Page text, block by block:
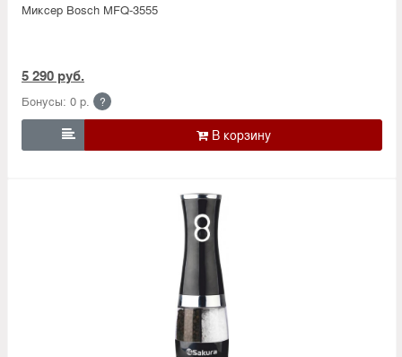
Миксер Bosch MFQ-3555
5 290 руб.
Бонусы: 0 р. ?
